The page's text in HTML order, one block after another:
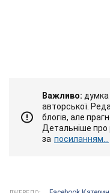
Важливо: думка
авторської.
блогів, але
Детальніше про
за посиланням...